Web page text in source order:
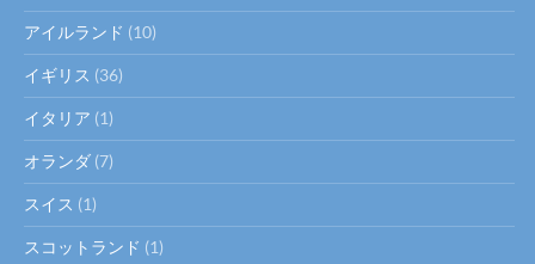
アイルランド (10)
イギリス (36)
イタリア (1)
オランダ (7)
スイス (1)
スコットランド (1)